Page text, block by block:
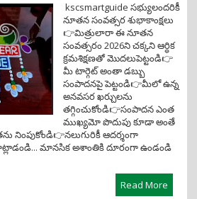
kscsmartguide సభ్యులందరికీ
నూతన సంవత్సర శుభాకాంక్షలు
👉మిత్రులారా ఈ నూతన
సంవత్సరం 2026ని చక్కని ఆర్ధిక
క్రమశిక్షణతో మొదలుపెట్టండి👉
మీ టార్గెట్ అంతా డబ్బు
సంపాదనపై పెట్టండి👉మీలో ఉన్న
అనవసర ఖర్చులను
తగ్గించుకోండి👉సంపాదన ఎంత
ముఖ్యమో పొదుపు కూడా అంతే
నింపుకోండి👉నలుగురికీ ఆదర్శంగా
మానసిక అశాంతికి దూరంగా ఉండండి
Read More